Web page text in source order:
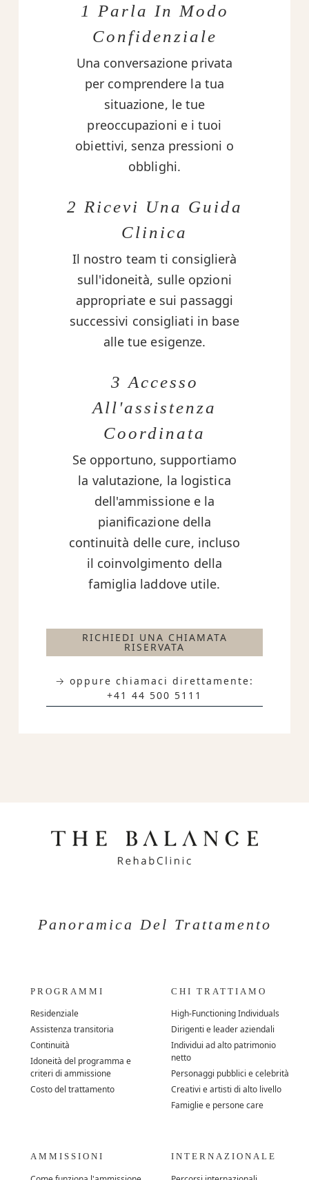
1 Parla In Modo
Confidenziale
Una conversazione privata
per comprendere la tua
situazione, le tue
preoccupazioni e i tuoi
obiettivi, senza pressioni o
obblighi.
2 Ricevi Una Guida
Clinica
Il nostro team ti consiglierà
sull'idoneità, sulle opzioni
appropriate e sui passaggi
successivi consigliati in base
alle tue esigenze.
3 Accesso
All'assistenza
Coordinata
Se opportuno, supportiamo
la valutazione, la logistica
dell'ammissione e la
pianificazione della
continuità delle cure, incluso
il coinvolgimento della
famiglia laddove utile.
RICHIEDI UNA CHIAMATA
RISERVATA
→ oppure chiamaci direttamente:
+41 44 500 5111
Panoramica Del Trattamento
PROGRAMMI
Residenziale
Assistenza transitoria
Continuità
Idoneità del programma e
criteri di ammissione
Costo del trattamento
CHI TRATTIAMO
High-Functioning Individuals
Dirigenti e leader aziendali
Individui ad alto patrimonio
netto
Personaggi pubblici e celebrità
Creativi e artisti di alto livello
Famiglie e persone care
AMMISSIONI INTERNAZIONALE